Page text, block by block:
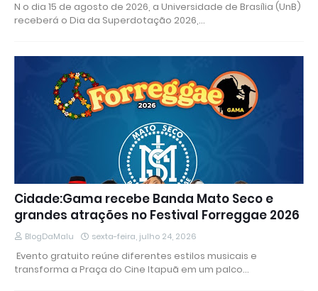
N o dia 15 de agosto de 2026, a Universidade de Brasília (UnB)
receberá o Dia da Superdotação 2026,…
Cidade:Gama recebe Banda Mato Seco e
grandes atrações no Festival Forreggae 2026
BlogDaMalu sexta-feira, julho 24, 2026
​ Evento gratuito reúne diferentes estilos musicais e
transforma a Praça do Cine Itapuã em um palco…